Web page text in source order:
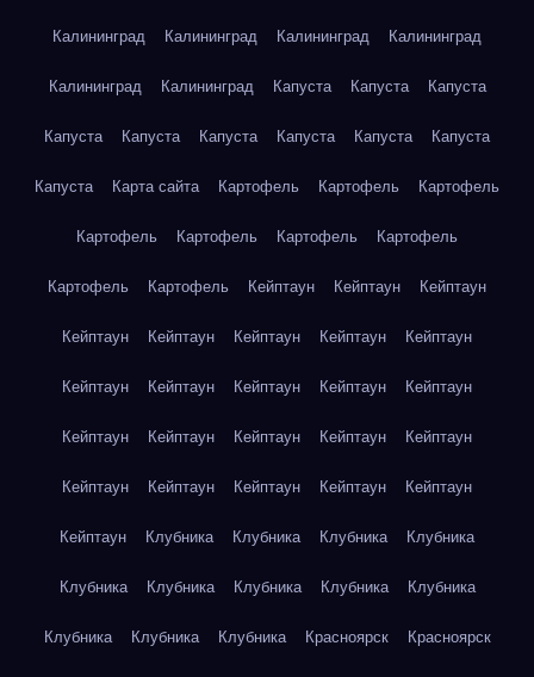
Калининград Калининград Калининград Калининград
Калининград Калининград Капуста Капуста Капуста
Капуста Капуста Капуста Капуста Капуста Капуста
Капуста Карта сайта Картофель Картофель Картофель
Картофель Картофель Картофель Картофель
Картофель Картофель Кейптаун Кейптаун Кейптаун
Кейптаун Кейптаун Кейптаун Кейптаун Кейптаун
Кейптаун Кейптаун Кейптаун Кейптаун Кейптаун
Кейптаун Кейптаун Кейптаун Кейптаун Кейптаун
Кейптаун Кейптаун Кейптаун Кейптаун Кейптаун
Кейптаун Клубника Клубника Клубника Клубника
Клубника Клубника Клубника Клубника Клубника
Клубника Клубника Клубника Красноярск Красноярск